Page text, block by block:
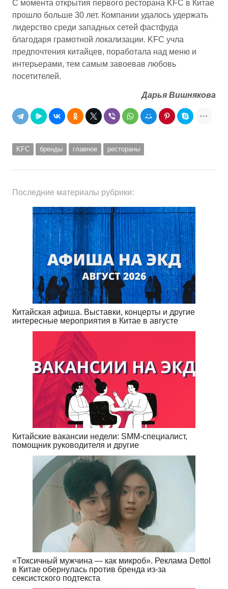
С момента открытия первого ресторана KFC в Китае
прошло больше 30 лет. Компании удалось удержать
лидерство среди западных сетей фастфуда
благодаря грамотной локализации. KFC учла
предпочтения китайцев, поработала над меню и
интерьерами, тем самым завоевав любовь
посетителей.
Дарья Вишнякова
KFC бренды главное рестораны
Последние материалы рубрики:
Китайская афиша. Выставки, концерты и другие
интересные мероприятия в Китае в августе
Китайские вакансии недели: SMM-специалист,
помощник руководителя и другие
«Токсичный мужчина — как микроб». Реклама Dettol
в Китае обернулась против бренда из-за
сексистского подтекста